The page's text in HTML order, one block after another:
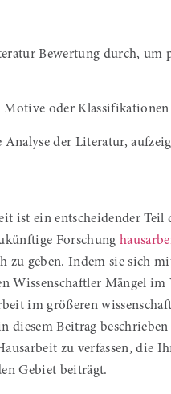
Bewertung durch, um
oder Klassifikationen
Analyse der Literatur,
ist ein entscheidender Teil
Forschung
zu geben. Indem sie sich
Wissenschaftler Mängel
im größeren
diesem Beitrag
zu verfassen, die
Gebiet beiträgt.